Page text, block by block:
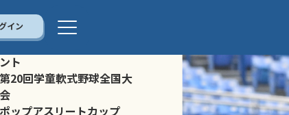
イン
ンス・トラストトーナメ
ント
第20回学童軟式野球全国大
会
ポップアスリートカップ